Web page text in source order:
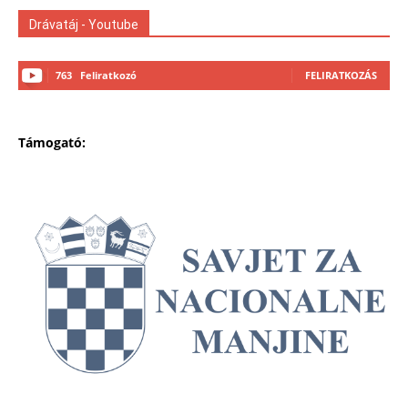
Drávatáj - Youtube
763 Feliratkozó FELIRATKOZÁS
Támogató: